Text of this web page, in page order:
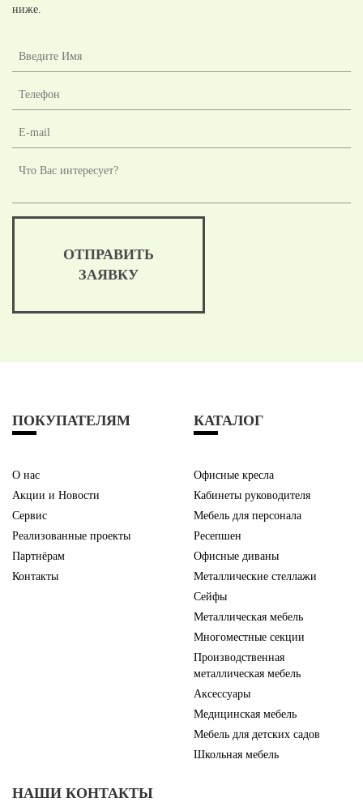
ниже.
ОТПРАВИТЬ
ЗАЯВКУ
ПОКУПАТЕЛЯМ
О нас
Акции и Новости
Сервис
Реализованные проекты
Партнёрам
Контакты
КАТАЛОГ
Офисные кресла
Кабинеты руководителя
Мебель для персонала
Ресепшен
Офисные диваны
Металлические стеллажи
Сейфы
Металлическая мебель
Многоместные секции
Производственная
металлическая мебель
Аксессуары
Медицинская мебель
Мебель для детских садов
Школьная мебель
НАШИ КОНТАКТЫ